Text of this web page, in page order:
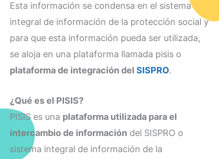
Esta información se condensa en el sistema
integral de información de la protección social y
para que esta información pueda ser utilizada,
se aloja en una plataforma llamada pisis o
plataforma de integración del SISPRO.
¿Qué es el PISIS?
PISIS es una plataforma utilizada para el
intercambio de información del SISPRO o
sistema integral de información de la